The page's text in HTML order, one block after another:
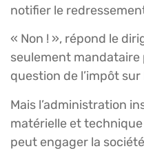
notifier le
« Non ! », répond le
seulement mandataire
question de l’impôt
Mais l’administration
matérielle et
peut engager la